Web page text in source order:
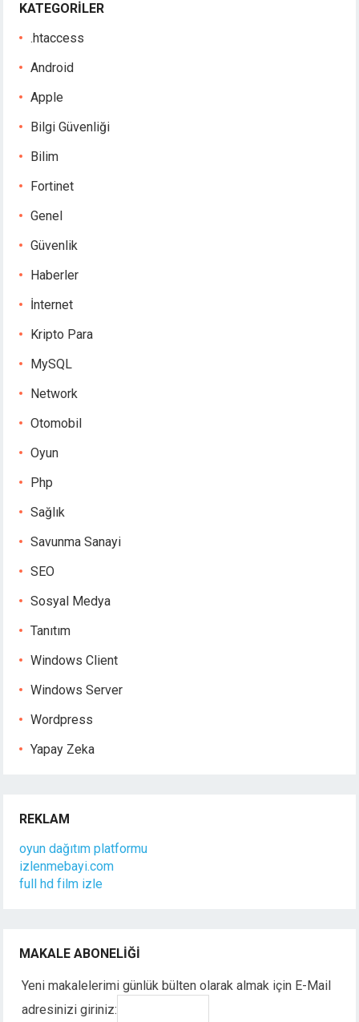
KATEGORILER
.htaccess
Android
Apple
Bilgi Güvenliği
Bilim
Fortinet
Genel
Güvenlik
Haberler
İnternet
Kripto Para
MySQL
Network
Otomobil
Oyun
Php
Sağlık
Savunma Sanayi
SEO
Sosyal Medya
Tanıtım
Windows Client
Windows Server
Wordpress
Yapay Zeka
REKLAM
oyun dağıtım platformu
izlenmebayi.com
full hd film izle
MAKALE ABONELIĞI
Yeni makalelerimi günlük bülten olarak almak için E-Mail
adresinizi giriniz: